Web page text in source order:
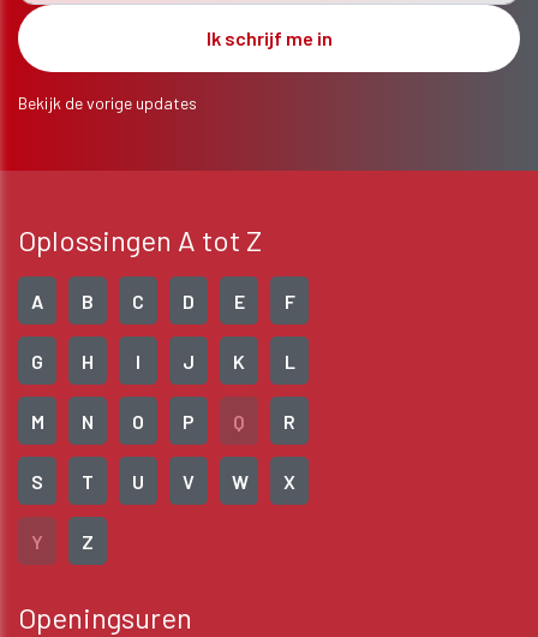
Bekijk de vorige updates
Oplossingen A tot Z
A B C D E F
G H I J K L
M N O P Q R
S T U V W X
Y Z
Openingsuren